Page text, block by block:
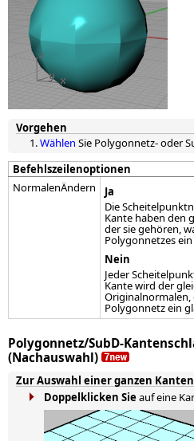
Vorgehen
Wählen Sie Polygonnetz- oder
Befehlszeilenoptionen
NormalenÄndern
Ja
Die
Kante haben den
der sie gehören,
Polygonnetzes
Nein
Jeder
Kante wird der
Originalnormalen,
Polygonnetz ein
Polygonnetz/SubD-
(Nachauswahl)
Zur Auswahl einer ganzen
Doppelklicken Sie auf eine